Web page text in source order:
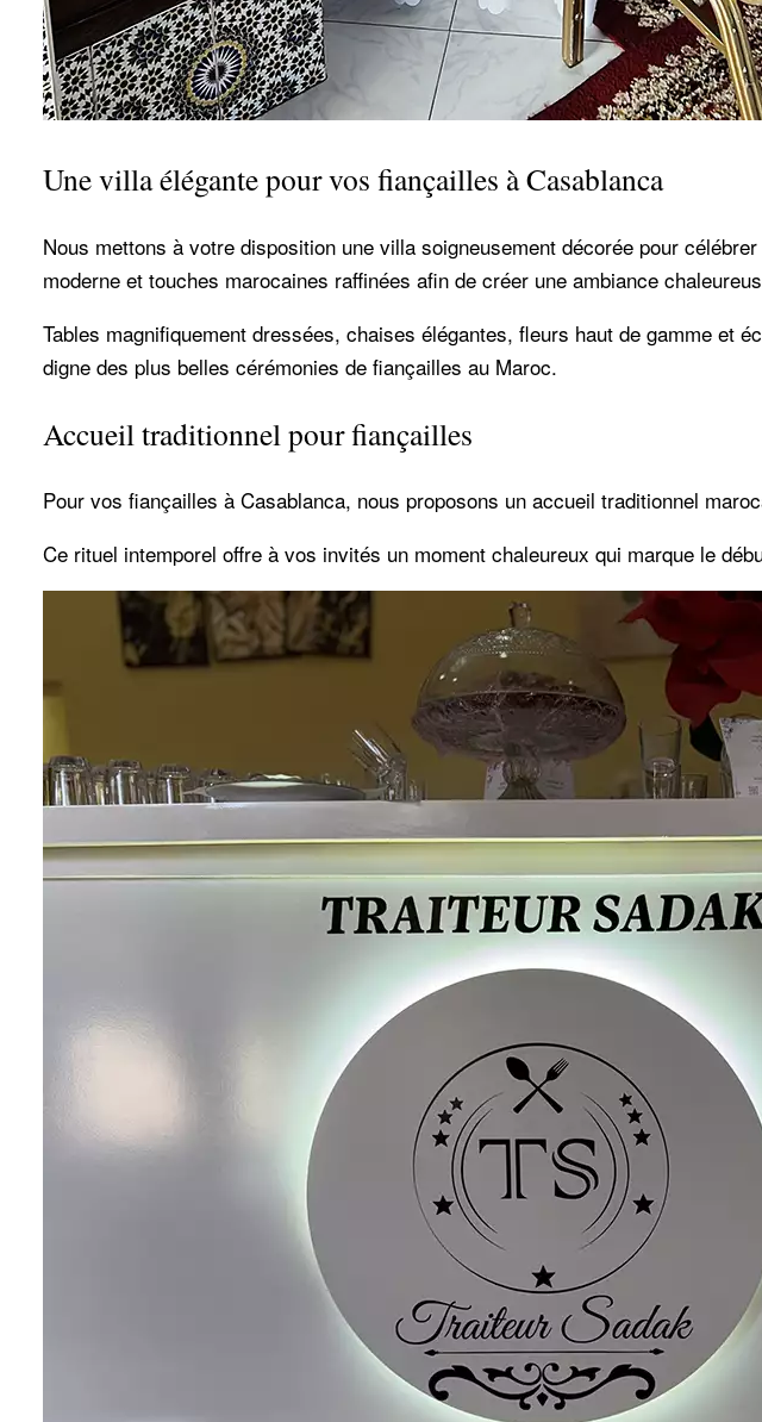
Une villa élégante pour vos fiançailles à Casablanca
Nous mettons à votre disposition une villa soigneusement décorée pour
moderne et touches marocaines raffinées afin de créer une ambiance
Tables magnifiquement dressées, chaises élégantes, fleurs haut de gamme et
digne des plus belles cérémonies de fiançailles au Maroc.
Accueil traditionnel pour fiançailles
Pour vos fiançailles à Casablanca, nous proposons un accueil traditionnel
Ce rituel intemporel offre à vos invités un moment chaleureux qui marque le